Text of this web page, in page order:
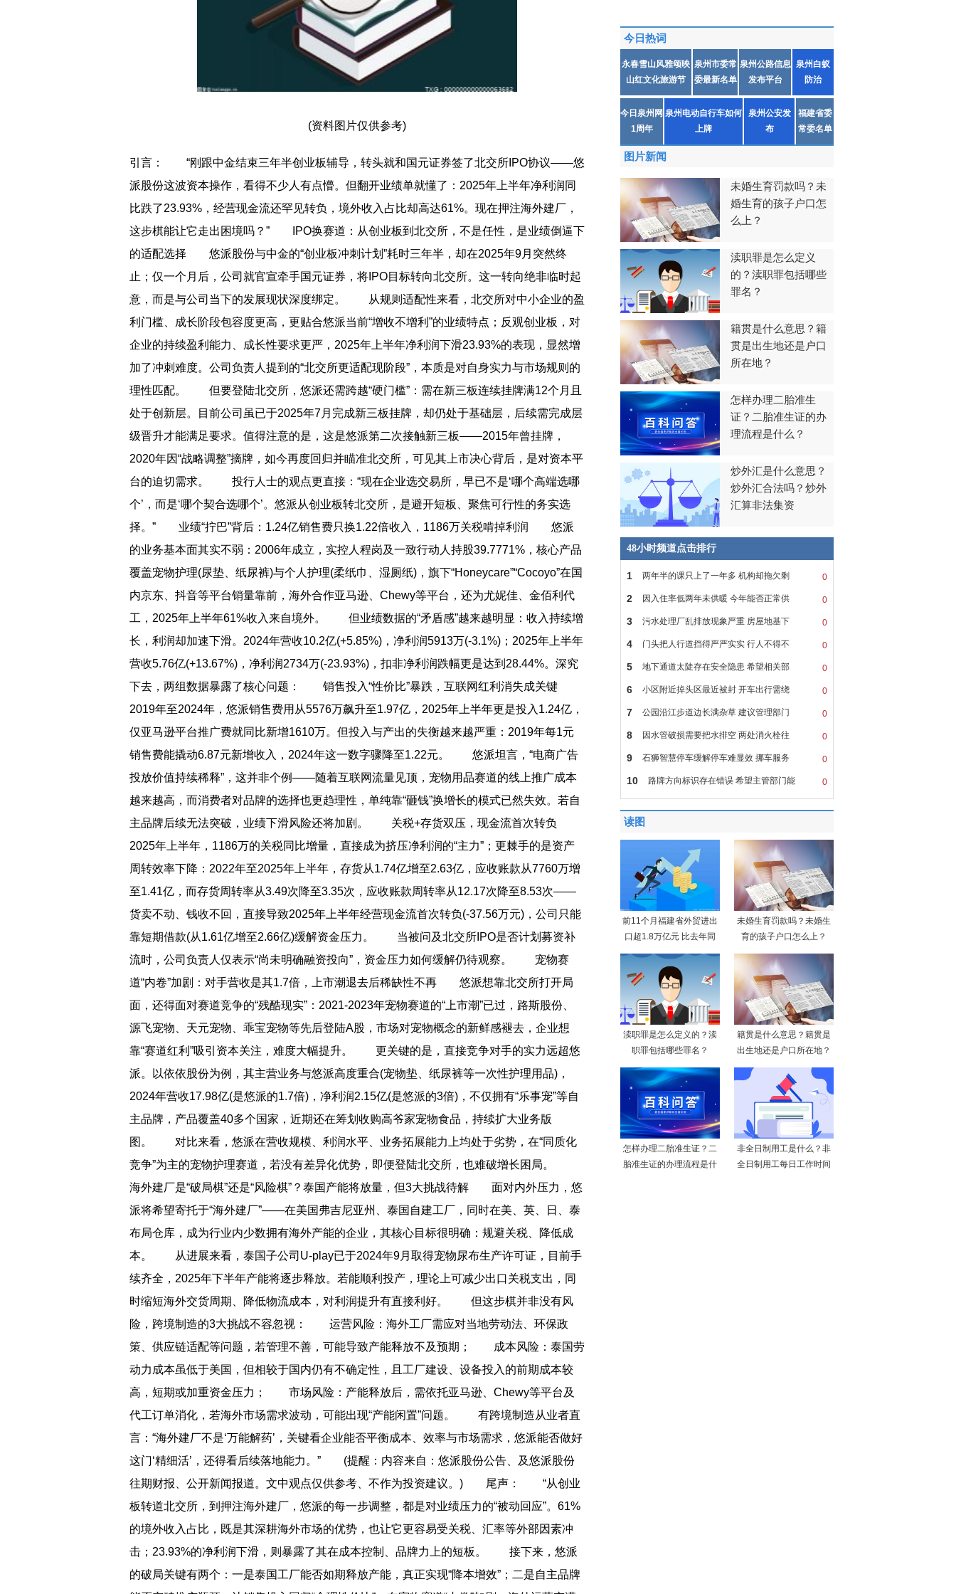
(资料图片仅供参考)
引言： “刚跟中金结束三年半创业板辅导，转头就和国元证券签了北交所IPO协议——悠
派股份这波资本操作，看得不少人有点懵。但翻开业绩单就懂了：2025年上半年净利润同
比跌了23.93%，经营现金流还罕见转负，境外收入占比却高达61%。现在押注海外建厂，
这步棋能让它走出困境吗？” IPO换赛道：从创业板到北交所，不是任性，是业绩倒逼下
的适配选择 悠派股份与中金的“创业板冲刺计划”耗时三年半，却在2025年9月突然终
止；仅一个月后，公司就官宣牵手国元证券，将IPO目标转向北交所。这一转向绝非临时起
意，而是与公司当下的发展现状深度绑定。 从规则适配性来看，北交所对中小企业的盈
利门槛、成长阶段包容度更高，更贴合悠派当前“增收不增利”的业绩特点；反观创业板，对
企业的持续盈利能力、成长性要求更严，2025年上半年净利润下滑23.93%的表现，显然增
加了冲刺难度。公司负责人提到的“北交所更适配现阶段”，本质是对自身实力与市场规则的
理性匹配。 但要登陆北交所，悠派还需跨越“硬门槛”：需在新三板连续挂牌满12个月且
处于创新层。目前公司虽已于2025年7月完成新三板挂牌，却仍处于基础层，后续需完成层
级晋升才能满足要求。值得注意的是，这是悠派第二次接触新三板——2015年曾挂牌，
2020年因“战略调整”摘牌，如今再度回归并瞄准北交所，可见其上市决心背后，是对资本平
台的迫切需求。 投行人士的观点更直接：“现在企业选交易所，早已不是‘哪个高端选哪
个’，而是‘哪个契合选哪个’。悠派从创业板转北交所，是避开短板、聚焦可行性的务实选
择。” 业绩“拧巴”背后：1.24亿销售费只换1.22倍收入，1186万关税啃掉利润 悠派
的业务基本面其实不弱：2006年成立，实控人程岗及一致行动人持股39.7771%，核心产品
覆盖宠物护理(尿垫、纸尿裤)与个人护理(柔纸巾、湿厕纸)，旗下“Honeycare”“Cocoyo”在国
内京东、抖音等平台销量靠前，海外合作亚马逊、Chewy等平台，还为尤妮佳、金佰利代
工，2025年上半年61%收入来自境外。 但业绩数据的“矛盾感”越来越明显：收入持续增
长，利润却加速下滑。2024年营收10.2亿(+5.85%)，净利润5913万(-3.1%)；2025年上半年
营收5.76亿(+13.67%)，净利润2734万(-23.93%)，扣非净利润跌幅更是达到28.44%。深究
下去，两组数据暴露了核心问题： 销售投入“性价比”暴跌，互联网红利消失成关键
2019年至2024年，悠派销售费用从5576万飙升至1.97亿，2025年上半年更是投入1.24亿，
仅亚马逊平台推广费就同比新增1610万。但投入与产出的失衡越来越严重：2019年每1元
销售费能撬动6.87元新增收入，2024年这一数字骤降至1.22元。 悠派坦言，“电商广告
投放价值持续稀释”，这并非个例——随着互联网流量见顶，宠物用品赛道的线上推广成本
越来越高，而消费者对品牌的选择也更趋理性，单纯靠“砸钱”换增长的模式已然失效。若自
主品牌后续无法突破，业绩下滑风险还将加剧。 关税+存货双压，现金流首次转负
2025年上半年，1186万的关税同比增量，直接成为挤压净利润的“主力”；更棘手的是资产
周转效率下降：2022年至2025年上半年，存货从1.74亿增至2.63亿，应收账款从7760万增
至1.41亿，而存货周转率从3.49次降至3.35次，应收账款周转率从12.17次降至8.53次——
货卖不动、钱收不回，直接导致2025年上半年经营现金流首次转负(-37.56万元)，公司只能
靠短期借款(从1.61亿增至2.66亿)缓解资金压力。 当被问及北交所IPO是否计划募资补
流时，公司负责人仅表示“尚未明确融资投向”，资金压力如何缓解仍待观察。 宠物赛
道“内卷”加剧：对手营收是其1.7倍，上市潮退去后稀缺性不再 悠派想靠北交所打开局
面，还得面对赛道竞争的“残酷现实”：2021-2023年宠物赛道的“上市潮”已过，路斯股份、
源飞宠物、天元宠物、乖宝宠物等先后登陆A股，市场对宠物概念的新鲜感褪去，企业想
靠“赛道红利”吸引资本关注，难度大幅提升。 更关键的是，直接竞争对手的实力远超悠
派。以依依股份为例，其主营业务与悠派高度重合(宠物垫、纸尿裤等一次性护理用品)，
2024年营收17.98亿(是悠派的1.7倍)，净利润2.15亿(是悠派的3倍)，不仅拥有“乐事宠”等自
主品牌，产品覆盖40多个国家，近期还在筹划收购高爷家宠物食品，持续扩大业务版
图。 对比来看，悠派在营收规模、利润水平、业务拓展能力上均处于劣势，在“同质化
竞争”为主的宠物护理赛道，若没有差异化优势，即便登陆北交所，也难破增长困局。
海外建厂是“破局棋”还是“风险棋”？泰国产能将放量，但3大挑战待解 面对内外压力，悠
派将希望寄托于“海外建厂”——在美国弗吉尼亚州、泰国自建工厂，同时在美、英、日、泰
布局仓库，成为行业内少数拥有海外产能的企业，其核心目标很明确：规避关税、降低成
本。 从进展来看，泰国子公司U-play已于2024年9月取得宠物尿布生产许可证，目前手
续齐全，2025年下半年产能将逐步释放。若能顺利投产，理论上可减少出口关税支出，同
时缩短海外交货周期、降低物流成本，对利润提升有直接利好。 但这步棋并非没有风
险，跨境制造的3大挑战不容忽视： 运营风险：海外工厂需应对当地劳动法、环保政
策、供应链适配等问题，若管理不善，可能导致产能释放不及预期； 成本风险：泰国劳
动力成本虽低于美国，但相较于国内仍有不确定性，且工厂建设、设备投入的前期成本较
高，短期或加重资金压力； 市场风险：产能释放后，需依托亚马逊、Chewy等平台及
代工订单消化，若海外市场需求波动，可能出现“产能闲置”问题。 有跨境制造从业者直
言：“海外建厂不是‘万能解药’，关键看企业能否平衡成本、效率与市场需求，悠派能否做好
这门‘精细活’，还得看后续落地能力。” (提醒：内容来自：悠派股份公告、及悠派股份
往期财报、公开新闻报道。文中观点仅供参考、不作为投资建议。) 尾声： “从创业
板转道北交所，到押注海外建厂，悠派的每一步调整，都是对业绩压力的“被动回应”。61%
的境外收入占比，既是其深耕海外市场的优势，也让它更容易受关税、汇率等外部因素冲
击；23.93%的净利润下滑，则暴露了其在成本控制、品牌力上的短板。 接下来，悠派
的破局关键有两个：一是泰国工厂能否如期释放产能，真正实现“降本增效”；二是自主品牌
今日热词
永春雪山风雅颂映
山红文化旅游节
泉州市委常
委最新名单
泉州公路信息
发布平台
泉州白蚁
防治
今日泉州网
1周年
泉州电动自行车如何
上牌
泉州公安发
布
福建省委
常委名单
图片新闻
未婚生育罚款吗？未
婚生育的孩子户口怎
么上？
渎职罪是怎么定义
的？渎职罪包括哪些
罪名？
籍贯是什么意思？籍
贯是出生地还是户口
所在地？
怎样办理二胎准生
证？二胎准生证的办
理流程是什么？
炒外汇是什么意思？
炒外汇合法吗？炒外
汇算非法集资
48小时频道点击排行
0
1 两年半的课只上了一年多 机构却拖欠剩
0
2 因入住率低两年未供暖 今年能否正常供
0
3 污水处理厂乱排放现象严重 房屋地基下
0
4 门头把人行道挡得严严实实 行人不得不
0
5 地下通道太陡存在安全隐患 希望相关部
0
6 小区附近掉头区最近被封 开车出行需绕
0
7 公园沿江步道边长满杂草 建议管理部门
0
8 因水管破损需要把水排空 两处消火栓往
0
9 石狮智慧停车缓解停车难显效 挪车服务
0
10 路牌方向标识存在错误 希望主管部门能
读图
前11个月福建省外贸进出
口超1.8万亿元 比去年同
未婚生育罚款吗？未婚生
育的孩子户口怎么上？
渎职罪是怎么定义的？渎
职罪包括哪些罪名？
籍贯是什么意思？籍贯是
出生地还是户口所在地？
怎样办理二胎准生证？二
胎准生证的办理流程是什
非全日制用工是什么？非
全日制用工每日工作时间